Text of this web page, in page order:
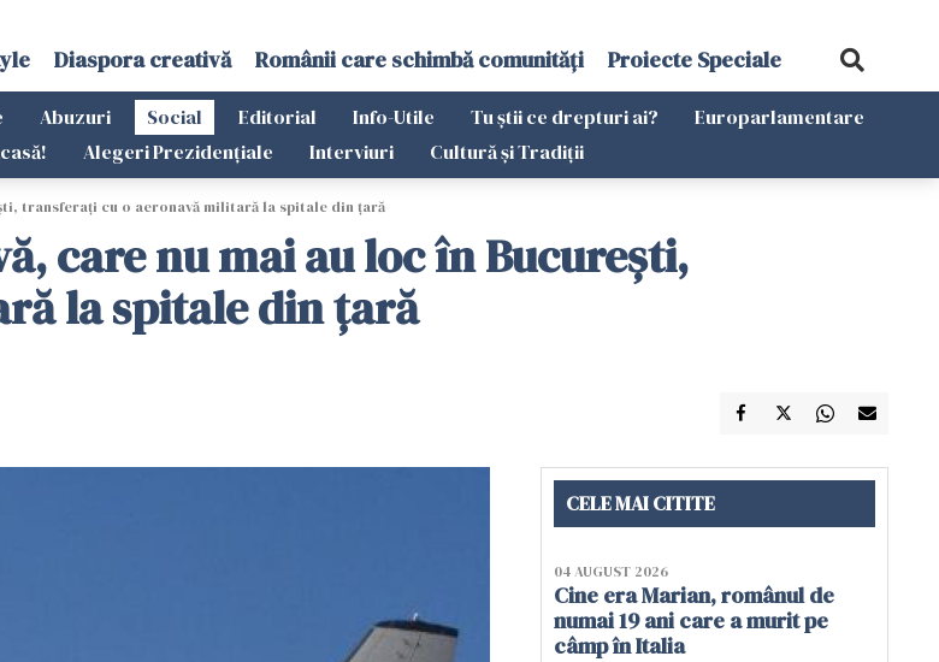
Diaspora creativă Românii care schimbă comunități Proiecte Speciale
Abuzuri Social Editorial Info-Utile Tu știi ce drepturi ai?
Europarlamentare
Alegeri Prezidențiale Interviuri Cultură și Tradiții
transferați cu o aeronavă militară la spitale din ţară
care nu mai au loc în București,
la spitale din ţară
CELE MAI CITITE
04 AUGUST 2026
Cine era Marian, românul de
numai 19 ani care a murit pe
câmp în Italia